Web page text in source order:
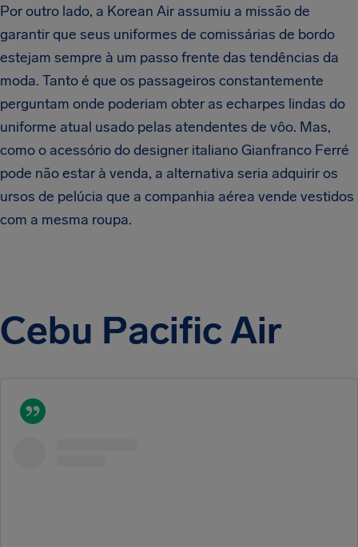
Por outro lado, a Korean Air assumiu a missão de
garantir que seus uniformes de comissárias de bordo
estejam sempre à um passo frente das tendências da
moda. Tanto é que os passageiros constantemente
perguntam onde poderiam obter as echarpes lindas do
uniforme atual usado pelas atendentes de vôo. Mas,
como o acessório do designer italiano Gianfranco Ferré
pode não estar à venda, a alternativa seria adquirir os
ursos de pelúcia que a companhia aérea vende vestidos
com a mesma roupa.
Cebu Pacific Air